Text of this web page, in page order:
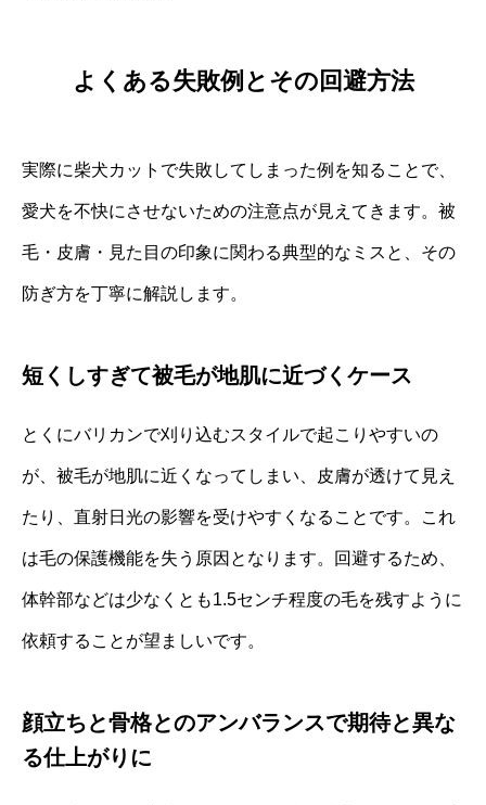
よくある失敗例とその回避方法
実際に柴犬カットで失敗してしまった例を知ることで、
愛犬を不快にさせないための注意点が見えてきます。被
毛・皮膚・見た目の印象に関わる典型的なミスと、その
防ぎ方を丁寧に解説します。
短くしすぎて被毛が地肌に近づくケース
とくにバリカンで刈り込むスタイルで起こりやすいの
が、被毛が地肌に近くなってしまい、皮膚が透けて見え
たり、直射日光の影響を受けやすくなることです。これ
は毛の保護機能を失う原因となります。回避するため、
体幹部などは少なくとも1.5センチ程度の毛を残すように
依頼することが望ましいです。
顔立ちと骨格とのアンバランスで期待と異な
る仕上がりに